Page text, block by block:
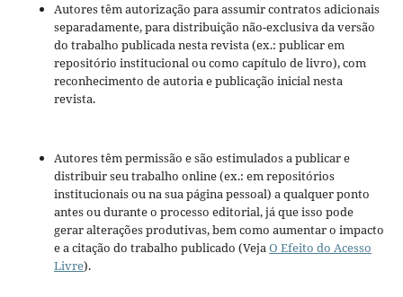
Autores têm autorização para assumir contratos adicionais
separadamente, para distribuição não-exclusiva da versão
do trabalho publicada nesta revista (ex.: publicar em
repositório institucional ou como capítulo de livro), com
reconhecimento de autoria e publicação inicial nesta
revista.
Autores têm permissão e são estimulados a publicar e
distribuir seu trabalho online (ex.: em repositórios
institucionais ou na sua página pessoal) a qualquer ponto
antes ou durante o processo editorial, já que isso pode
gerar alterações produtivas, bem como aumentar o impacto
e a citação do trabalho publicado (VejaO Efeito do Acesso
Livre).